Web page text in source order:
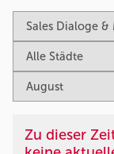
Zu dieser